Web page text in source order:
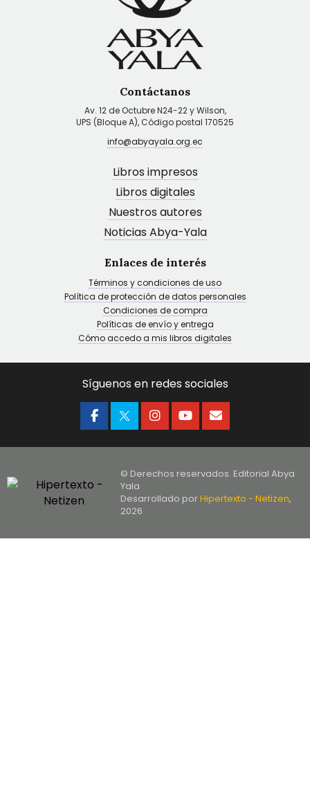
Contáctanos
Av. 12 de Octubre N24-22 y Wilson,
UPS (Bloque A), Código postal 170525
info@abyayala.org.ec
Libros impresos
Libros digitales
Nuestros autores
Noticias Abya-Yala
Enlaces de interés
Términos y condiciones de uso
Política de protección de datos personales
Condiciones de compra
Políticas de envío y entrega
Cómo accedo a mis libros digitales
Síguenos en redes sociales
© Derechos reservados. Editorial Abya
Yala
Desarrollado porHipertexto - Netizen,
2026